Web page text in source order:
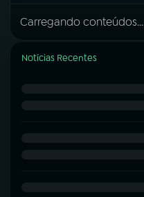
Carregando conteúdos...
Notícias Recentes